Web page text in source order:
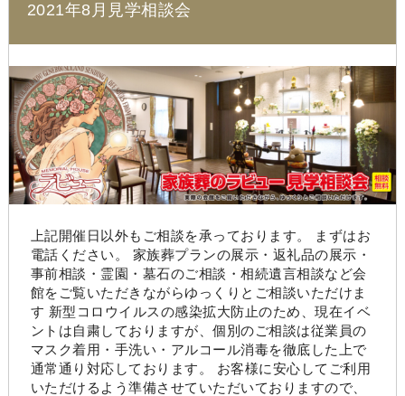
2021年8月見学相談会
上記開催日以外もご相談を承っております。 まずはお
電話ください。 家族葬プランの展示・返礼品の展示・
事前相談・霊園・墓石のご相談・相続遺言相談など会
館をご覧いただきながらゆっくりとご相談いただけま
す 新型コロウイルスの感染拡大防止のため、現在イベ
ントは自粛しておりますが、個別のご相談は従業員の
マスク着用・手洗い・アルコール消毒を徹底した上で
通常通り対応しております。 お客様に安心してご利用
いただけるよう準備させていただいておりますので、